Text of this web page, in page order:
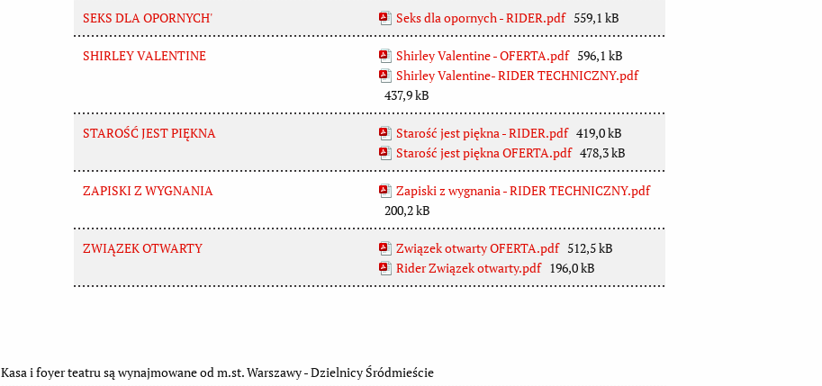
SEKS DLA OPORNYCH' Seks dla opornych - RIDER.pdf 559,1 kB
SHIRLEY VALENTINE Shirley Valentine - OFERTA.pdf 596,1 kB
Shirley Valentine- RIDER TECHNICZNY.pdf
437,9 kB
STAROŚĆ JEST PIĘKNA Starość jest piękna - RIDER.pdf 419,0 kB
Starość jest piękna OFERTA.pdf 478,3 kB
ZAPISKI Z WYGNANIA
Zapiski z wygnania - RIDER TECHNICZNY.pdf
200,2 kB
ZWIĄZEK OTWARTY Związek otwarty OFERTA.pdf 512,5 kB
Rider Związek otwarty.pdf 196,0 kB
Kasa i foyer teatru są wynajmowane od m.st. Warszawy - Dzielnicy Śródmieście